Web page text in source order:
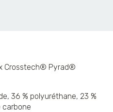
Crosstech® Pyrad®
36 % polyuréthane, 23 %
carbone